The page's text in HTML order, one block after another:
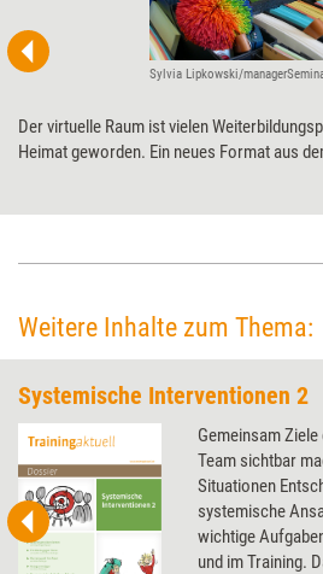
Sylvia Lipkowski/
Der virtuelle Raum ist vielen
Heimat geworden. Ein neues Format aus
Weitere Inhalte zum Thema:
Systemische Interventionen 2
Gemeinsam
Team sichtbar
Situationen
systemische
wichtige
und im Training.